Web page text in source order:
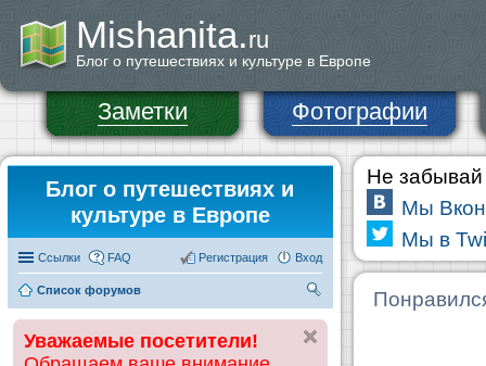
Mishanita.ru
Блог о путешествиях и культуре в Европе
Заметки Фотографии
Блог о путешествиях и
культуре в Европе
Ссылки FAQ Вход
Регистрация
Список форумов
ск
Уважаемые посетители!
Не забывай
Мы
Мы в